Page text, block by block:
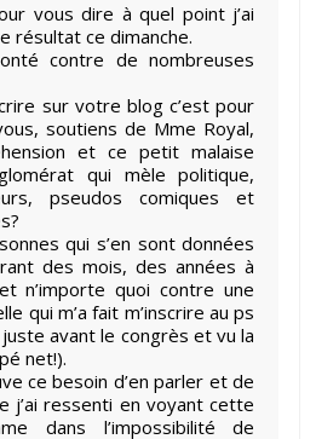
vous dire à quel point j’ai
résultat ce dimanche.
contre de nombreuses
sur votre blog c’est pour
soutiens de Mme Royal,
et ce petit malaise
qui mèle politique,
pseudos comiques et
qui s’en sont données
des mois, des années à
n’importe quoi contre une
qui m’a fait m’inscrire au ps
avant le congrès et vu la
net!).
ce besoin d’en parler et de
j’ai ressenti en voyant cette
dans l’impossibilité de